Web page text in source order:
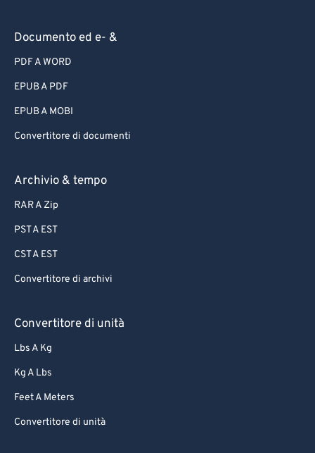
Documento ed e- &
PDF A WORD
EPUB A PDF
EPUB A MOBI
Convertitore di documenti
Archivio & tempo
RAR A Zip
PST A EST
CST A EST
Convertitore di archivi
Convertitore di unità
Lbs A Kg
Kg A Lbs
Feet A Meters
Convertitore di unità